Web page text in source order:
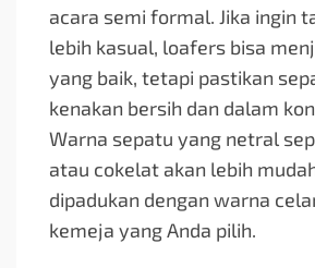
acara semi formal. Jika ingin
lebih kasual, loafers bisa
yang baik, tetapi pastikan
kenakan bersih dan dalam
Warna sepatu yang netral
atau cokelat akan lebih
dipadukan dengan warna
kemeja yang Anda pilih.